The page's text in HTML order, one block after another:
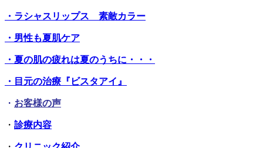
・ラシャスリップス 素敵カラー
・男性も夏肌ケア
・夏の肌の疲れは夏のうちに・・・
・目元の治療『ビスタアイ』
・ お客様の声
・ 診療内容